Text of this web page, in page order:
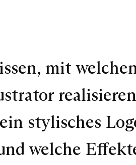
mit
stylisches
welche